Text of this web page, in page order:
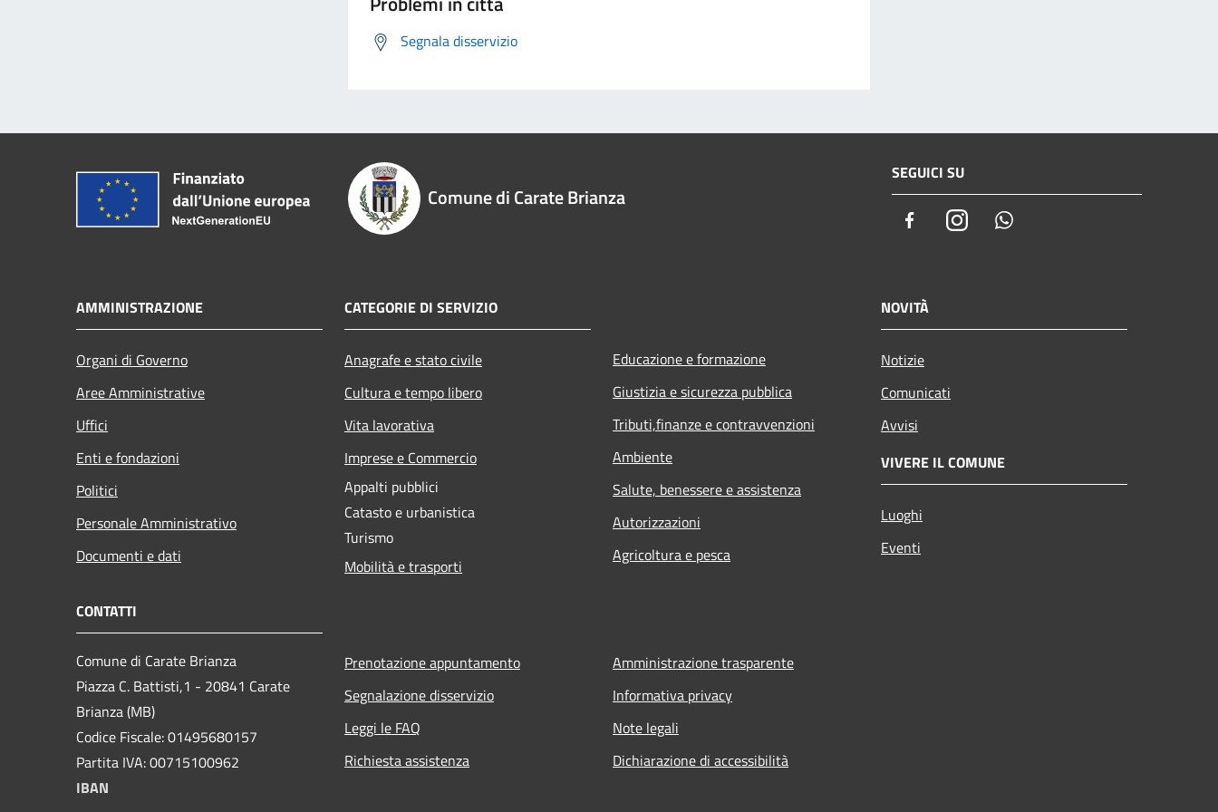
Segnala disservizio
Comune di Carate Brianza
SEGUICI SU
FacebookInstagram
AMMINISTRAZIONE
Organi di Governo
Aree Amministrative
Uffici
Enti e fondazioni
Politici
Personale Amministrativo
Documenti e dati
CATEGORIE DI SERVIZIO
Anagrafe e stato civile
Cultura e tempo libero
Vita lavorativa
Imprese e Commercio
Appalti pubblici
Catasto e urbanistica
Turismo
Mobilità e trasporti
Educazione e formazione
Giustizia e sicurezza pubblica
Tributi,finanze e contravvenzioni
Ambiente
Salute, benessere e assistenza
Autorizzazioni
Agricoltura e pesca
NOVITÀ
Notizie
Comunicati
Avvisi
VIVERE IL COMUNE
Luoghi
Eventi
CONTATTI
Comune di Carate Brianza
Piazza C. Battisti,1 - 20841 Carate
Brianza (MB)
Codice Fiscale: 01495680157
Partita IVA: 00715100962
IBAN
Prenotazione appuntamento
Segnalazione disservizio
Leggi le FAQ
Richiesta assistenza
Amministrazione trasparente
Informativa privacy
Note legali
Dichiarazione di accessibilità